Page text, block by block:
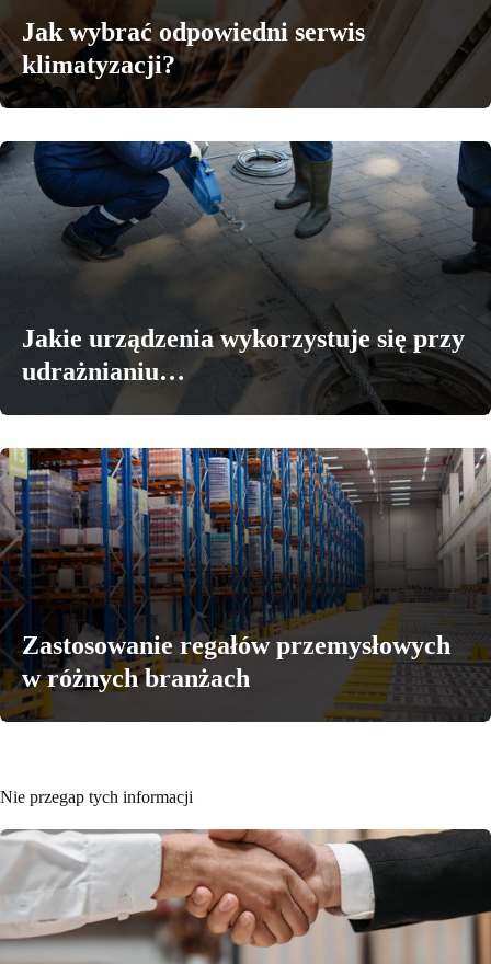
Jak wybrać odpowiedni serwis
klimatyzacji?
Jakie urządzenia wykorzystuje się przy
udrażnianiu…
Zastosowanie regałów przemysłowych
w różnych branżach
Nie przegap tych informacji